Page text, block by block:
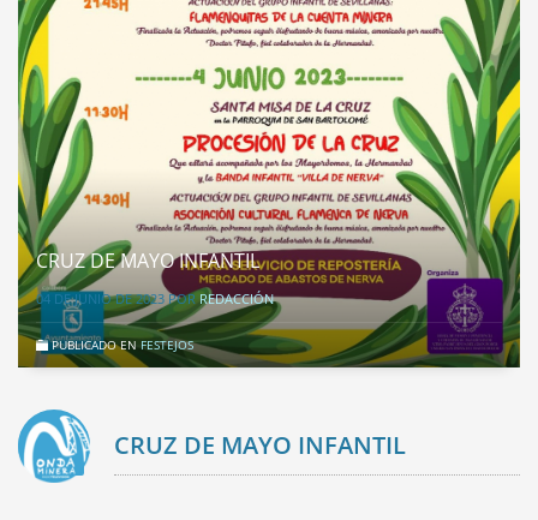
CRUZ DE MAYO INFANTIL
04 DE JUNIO DE 2023 PORREDACCIÓN
PUBLICADO ENFESTEJOS
CRUZ DE MAYO INFANTIL